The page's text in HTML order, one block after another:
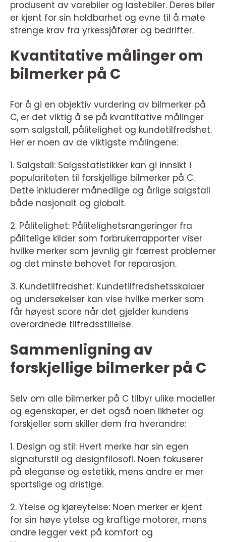
produsent av varebiler og lastebiler. Deres biler
er kjent for sin holdbarhet og evne til å møte
strenge krav fra yrkessjåfører og bedrifter.
Kvantitative målinger om
bilmerker på C
For å gi en objektiv vurdering av bilmerker på
C, er det viktig å se på kvantitative målinger
som salgstall, pålitelighet og kundetilfredshet.
Her er noen av de viktigste målingene:
1. Salgstall: Salgsstatistikker kan gi innsikt i
populariteten til forskjellige bilmerker på C.
Dette inkluderer månedlige og årlige salgstall
både nasjonalt og globalt.
2. Pålitelighet: Pålitelighetsrangeringer fra
pålitelige kilder som forbrukerrapporter viser
hvilke merker som jevnlig gir færrest problemer
og det minste behovet for reparasjon.
3. Kundetilfredshet: Kundetilfredshetsskalaer
og undersøkelser kan vise hvilke merker som
får høyest score når det gjelder kundens
overordnede tilfredsstillelse.
Sammenligning av
forskjellige bilmerker på C
Selv om alle bilmerker på C tilbyr ulike modeller
og egenskaper, er det også noen likheter og
forskjeller som skiller dem fra hverandre:
1. Design og stil: Hvert merke har sin egen
signaturstil og designfilosofi. Noen fokuserer
på eleganse og estetikk, mens andre er mer
sportslige og dristige.
2. Ytelse og kjøreytelse: Noen merker er kjent
for sin høye ytelse og kraftige motorer, mens
andre legger vekt på komfort og